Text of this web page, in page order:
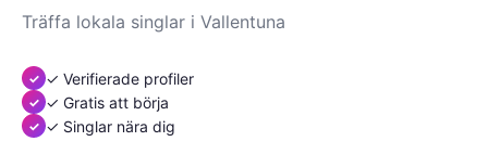
Träffa lokala singlar i Vallentuna
✓ Verifierade profiler
✓ Gratis att börja
✓ Singlar nära dig